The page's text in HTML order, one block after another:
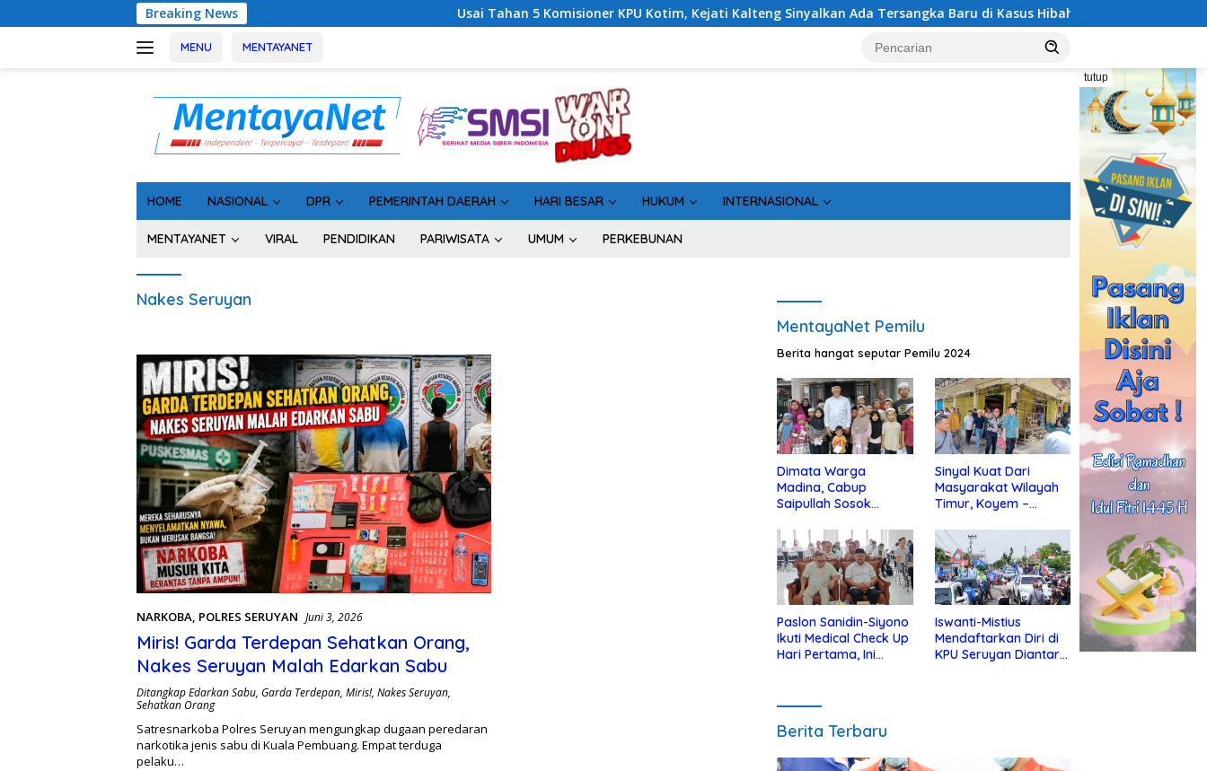
ke
Breaking News Usai Tahan 5 Komisioner KPU Kotim, Kejati Kalteng Sinyalkan Ada Tersangka Baru di Kasus Hibah Rp40 Miliar
MENU MENTAYANET
tutup
HOME NASIONAL DPR PEMERINTAH DAERAH HARI BESAR HUKUM INTERNASIONAL
MENTAYANET VIRAL PENDIDIKAN PARIWISATA UMUM PERKEBUNAN
Nakes Seruyan
NARKOBA, POLRES SERUYAN Juni 3, 2026
Miris! Garda Terdepan Sehatkan Orang,
Nakes Seruyan Malah Edarkan Sabu
Ditangkap Edarkan Sabu, Garda Terdepan, Miris!, Nakes Seruyan,
Sehatkan Orang
Satresnarkoba Polres Seruyan mengungkap dugaan peredaran
narkotika jenis sabu di Kuala Pembuang. Empat terduga
pelaku…
MentayaNet Pemilu
Berita hangat seputar Pemilu 2024
Dimata Warga
Madina, Cabup
Saipullah Sosok
Anak Yatim
Sinyal Kuat Dari
Masyarakat Wilayah
Timur, Koyem –
di Kotim
Paslon Sanidin-Siyono
Ikuti Medical Check Up
Hari Pertama, Ini
Iswanti-Mistius
Mendaftarkan Diri di
KPU Seruyan Diantar
Berita Terbaru